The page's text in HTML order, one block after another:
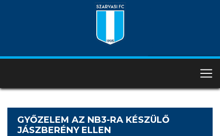
GYŐZELEM AZ NB3-RA KÉSZÜLŐ
JÁSZBERÉNY ELLEN